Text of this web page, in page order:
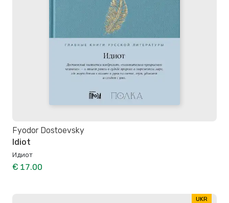
Fyodor Dostoevsky
Idiot
Идиот
€ 17.00
UKR